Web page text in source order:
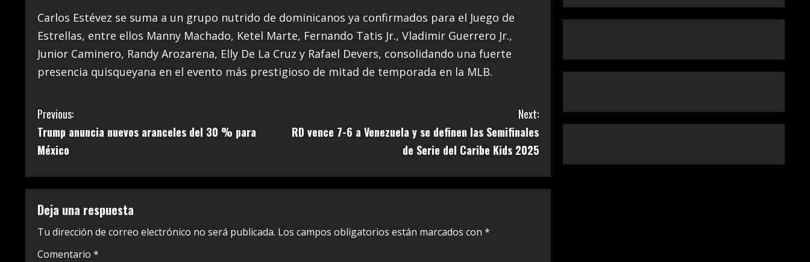
Carlos Estévez se suma a un grupo nutrido de dominicanos ya confirmados para el Juego de
Estrellas, entre ellos Manny Machado, Ketel Marte, Fernando Tatis Jr., Vladimir Guerrero Jr.,
Junior Caminero, Randy Arozarena, Elly De La Cruz y Rafael Devers, consolidando una fuerte
presencia quisqueyana en el evento más prestigioso de mitad de temporada en la MLB.
C
o
t
i
n
Previous:
Trump anuncia nuevos aranceles del 30 % para
México
Next:
RD vence 7-6 a Venezuela y se definen las Semifinales
de Serie del Caribe Kids 2025
Deja una respuesta
Tu dirección de correo electrónico no será publicada. Los campos obligatorios están marcados con *
Comentario *